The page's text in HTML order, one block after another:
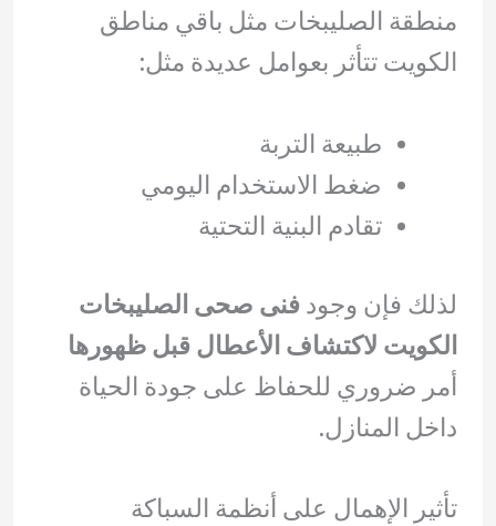
منطقة الصليبخات مثل باقي مناطق
الكويت تتأثر بعوامل عديدة مثل:
طبيعة التربة
ضغط الاستخدام اليومي
تقادم البنية التحتية
لذلك فإن وجودفنى صحى الصليبخات
الكويت لاكتشاف الأعطال قبل ظهورها
أمر ضروري للحفاظ على جودة الحياة
داخل المنازل.
تأثير الإهمال على أنظمة السباكة